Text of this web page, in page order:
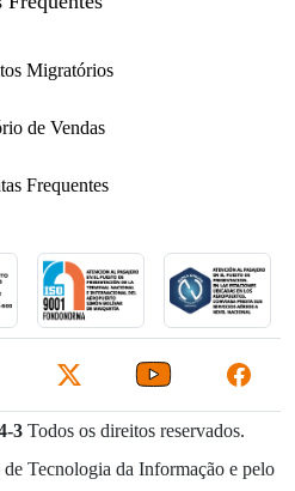
Migratórios
de Vendas
Frequentes
3Todos os direitos reservados.
Tecnologia da Informação e pelo